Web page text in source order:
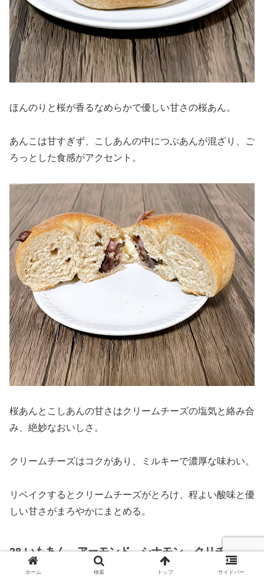
ほんのりと桜が香るなめらかで優しい甘さの桜あん。
あんこは甘すぎず、こしあんの中につぶあんが混ざり、ご
ろっとした食感がアクセント。
桜あんとこしあんの甘さはクリームチーズの塩気と絡み合
み、絶妙なおいしさ。
クリームチーズはコクがあり、ミルキーで濃厚な味わい。
リベイクするとクリームチーズがとろけ、程よい酸味と優
しい甘さがまろやかにまとめる。
28 いもあん、アーモンド、シナモン、クリチ 356
／392円 194g
ホーム 検索 トップ サイドバー